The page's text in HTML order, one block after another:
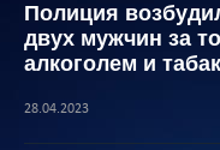
Полиция
двух мужчин за
алкоголем и
28.04.2023